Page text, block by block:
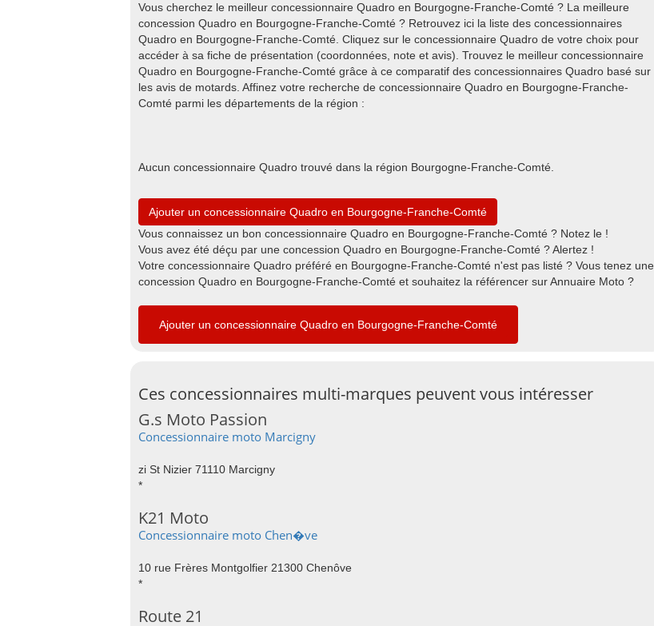
Vous cherchez le meilleur concessionnaire Quadro en Bourgogne-Franche-Comté ? La meilleure
concession Quadro en Bourgogne-Franche-Comté ? Retrouvez ici la liste des concessionnaires
Quadro en Bourgogne-Franche-Comté. Cliquez sur le concessionnaire Quadro de votre choix pour
accéder à sa fiche de présentation (coordonnées, note et avis). Trouvez le meilleur concessionnaire
Quadro en Bourgogne-Franche-Comté grâce à ce comparatif des concessionnaires Quadro basé sur
les avis de motards. Affinez votre recherche de concessionnaire Quadro en Bourgogne-Franche-
Comté parmi les départements de la région :
Aucun concessionnaire Quadro trouvé dans la région Bourgogne-Franche-Comté.
Ajouter un concessionnaire Quadro en Bourgogne-Franche-Comté
Vous connaissez un bon concessionnaire Quadro en Bourgogne-Franche-Comté ? Notez le !
Vous avez été déçu par une concession Quadro en Bourgogne-Franche-Comté ? Alertez !
Votre concessionnaire Quadro préféré en Bourgogne-Franche-Comté n'est pas listé ? Vous tenez une
concession Quadro en Bourgogne-Franche-Comté et souhaitez la référencer sur Annuaire Moto ?
Ajouter un concessionnaire Quadro en Bourgogne-Franche-Comté
Ces concessionnaires multi-marques peuvent vous intéresser
G.s Moto Passion
Concessionnaire moto Marcigny
zi St Nizier 71110 Marcigny
*
K21 Moto
Concessionnaire moto Chen�ve
10 rue Frères Montgolfier 21300 Chenôve
*
Route 21